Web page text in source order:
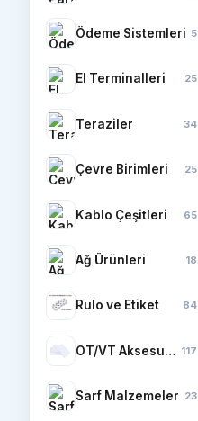
Ödeme Sistemleri 5
El Terminalleri 25
Teraziler 34
Çevre Birimleri 25
Kablo Çeşitleri 65
Ağ Ürünleri 18
Rulo ve Etiket 84
OT/VT Aksesuarları 117
Sarf Malzemeler 23